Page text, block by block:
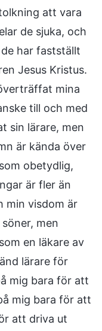
att vara
de sjuka, och
har fastställt
Jesus Kristus.
mina
till och med
sin lärare, men
är kända över
obetydlig,
är fler än
min visdom är
men
en läkare av
lärare för
mig bara för att
mig bara för att
att driva ut